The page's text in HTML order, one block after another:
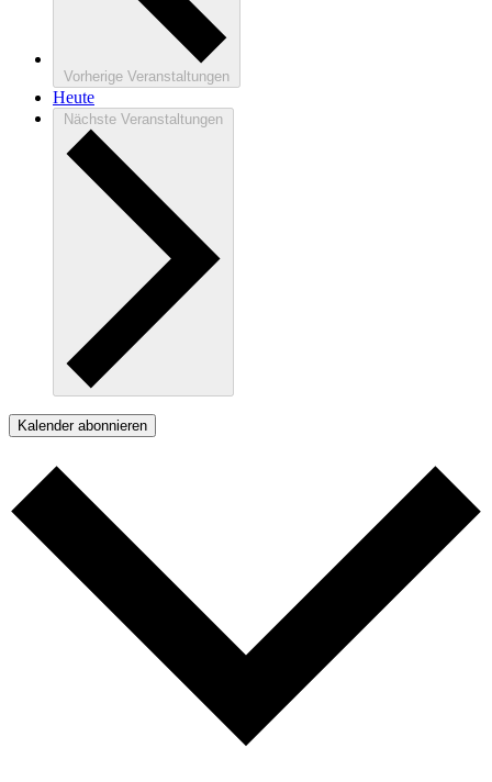
Vorherige Veranstaltungen
Heute
Nächste Veranstaltungen
Kalender abonnieren